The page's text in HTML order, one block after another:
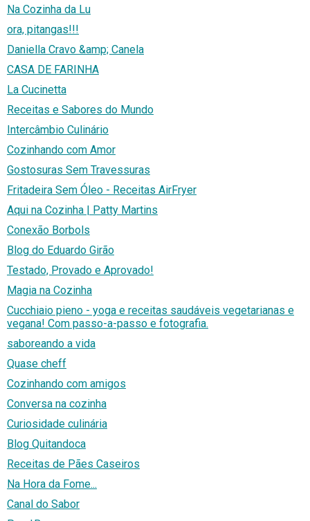
Na Cozinha da Lu
ora, pitangas!!!
Daniella Cravo &amp; Canela
CASA DE FARINHA
La Cucinetta
Receitas e Sabores do Mundo
Intercâmbio Culinário
Cozinhando com Amor
Gostosuras Sem Travessuras
Fritadeira Sem Óleo - Receitas AirFryer
Aqui na Cozinha | Patty Martins
Conexão Borbols
Blog do Eduardo Girão
Testado, Provado e Aprovado!
Magia na Cozinha
Cucchiaio pieno - yoga e receitas saudáveis vegetarianas e
vegana! Com passo-a-passo e fotografia.
saboreando a vida
Quase cheff
Cozinhando com amigos
Conversa na cozinha
Curiosidade culinária
Blog Quitandoca
Receitas de Pães Caseiros
Na Hora da Fome...
Canal do Sabor